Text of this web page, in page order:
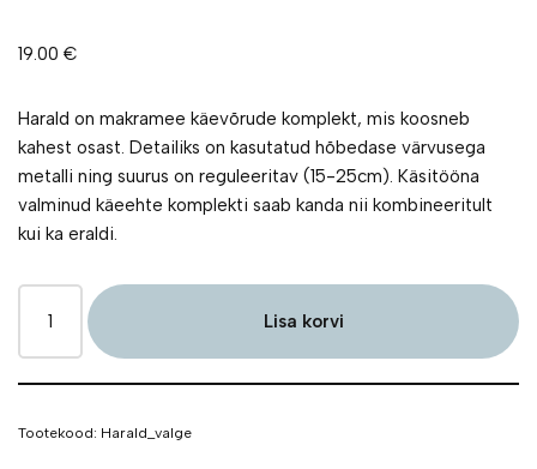
19.00 €
Harald on makramee käevõrude komplekt, mis koosneb
kahest osast. Detailiks on kasutatud hõbedase värvusega
metalli ning suurus on reguleeritav (15-25cm). Käsitööna
valminud käeehte komplekti saab kanda nii kombineeritult
kui ka eraldi.
Lisa korvi
Tootekood: Harald_valge